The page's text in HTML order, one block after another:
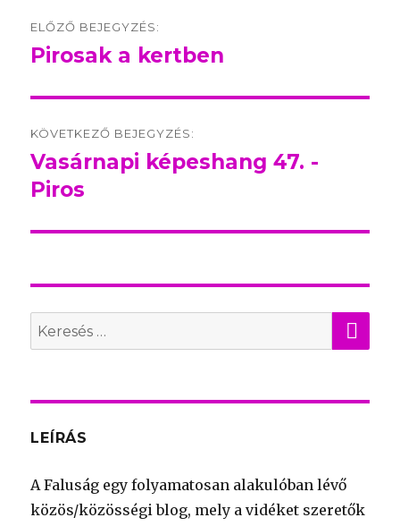
navigation
ELŐZŐ BEJEGYZÉS:
Előző
Pirosak a kertben
KÖVETKEZŐ BEJEGYZÉS:
Következő
bejegyzés:
Vasárnapi képeshang 47. -
Piros
Search
for:
LEÍRÁS
A Faluság egy folyamatosan alakulóban lévő
közös/közösségi blog, mely a vidéket szeretők